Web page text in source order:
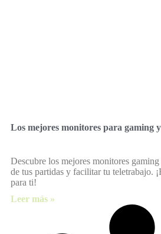
Los mejores monitores para gaming
Descubre los mejores monitores
de tus partidas y facilitar tu teletrabajo.
para ti!
Leer más »